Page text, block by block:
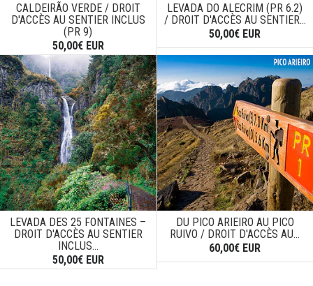
CALDEIRÃO VERDE / DROIT
D'ACCÈS AU SENTIER INCLUS
(PR 9)
50,00€ EUR
LEVADA DO ALECRIM (PR 6.2)
/ DROIT D'ACCÈS AU SENTIER...
50,00€ EUR
LEVADA DES 25 FONTAINES –
DROIT D'ACCÈS AU SENTIER
INCLUS...
50,00€ EUR
DU PICO ARIEIRO AU PICO
RUIVO / DROIT D'ACCÈS AU...
60,00€ EUR